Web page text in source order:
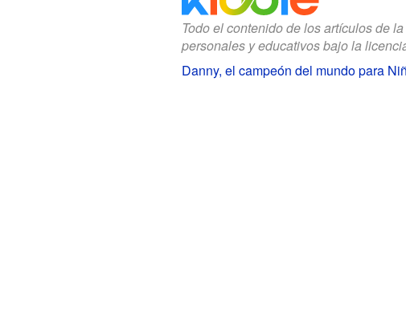
Todo el contenido de los artículos de la
personales y educativos bajo la
Danny, el campeón del mundo para